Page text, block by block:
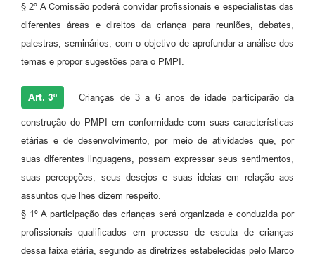
§ 2º A Comissão poderá convidar profissionais e especialistas das
diferentes áreas e direitos da criança para reuniões, debates,
palestras, seminários, com o objetivo de aprofundar a análise dos
temas e propor sugestões para o PMPI.
Art. 3º Crianças de 3 a 6 anos de idade participarão da
construção do PMPI em conformidade com suas características
etárias e de desenvolvimento, por meio de atividades que, por
suas diferentes linguagens, possam expressar seus sentimentos,
suas percepções, seus desejos e suas ideias em relação aos
assuntos que lhes dizem respeito.
§ 1º A participação das crianças será organizada e conduzida por
profissionais qualificados em processo de escuta de crianças
dessa faixa etária, segundo as diretrizes estabelecidas pelo Marco